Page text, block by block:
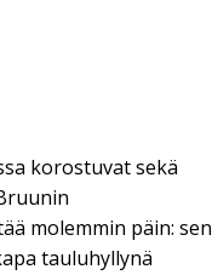
korostuvat sekä
molemmin päin: sen
tauluhyllynä